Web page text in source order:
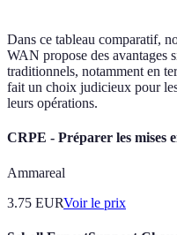
Dans ce tableau comparatif,
WAN propose des avantages
traditionnels, notamment en
fait un choix judicieux pour
leurs opérations.
CRPE - Préparer les mises
Ammareal
3.75 EURVoir le prix